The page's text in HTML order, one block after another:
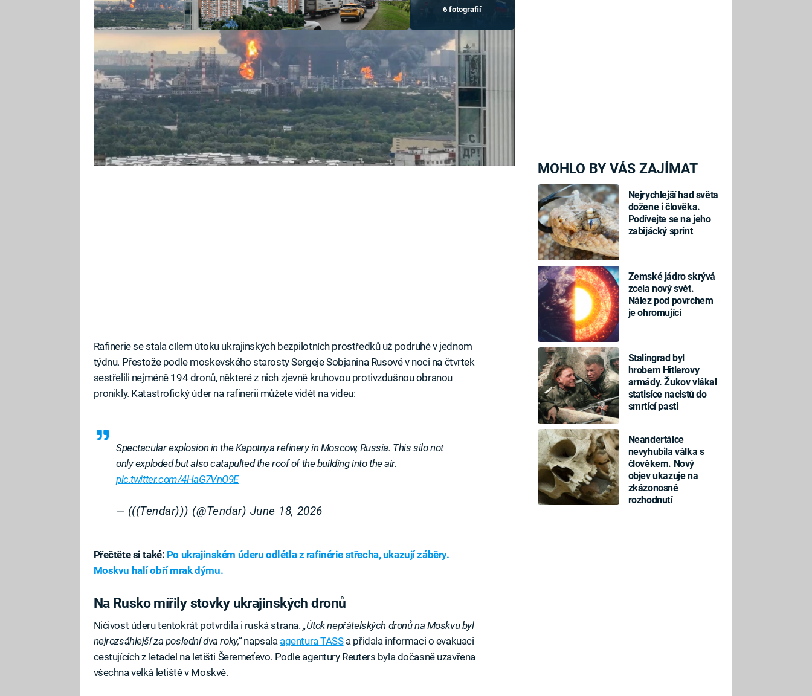
MOHLO BY VÁS ZAJÍMAT
Nejrychlejší had světa
dožene i člověka.
Podívejte se na jeho
zabijácký sprint
Zemské jádro skrývá
zcela nový svět.
Nález pod povrchem
je ohromující
Stalingrad byl
hrobem Hitlerovy
armády. Žukov vlákal
statisíce nacistů do
smrtící pasti
Neandertálce
nevyhubila válka s
člověkem. Nový
objev ukazuje na
zkázonosné
rozhodnutí
6 fotografií
Těžké víko zásobníku s ropou vymrštěné desítky metrů do vzduchu
ilustruje sílu exploze v Moskevské ropné rafinerii ve čtvrti Kapotňa. Ta
začala hořet po úderu ukrajinských dronů, přičemž hustý tmavý kouř
zahalil velkou část města a přerušil provoz na všech moskevských
letištích.
Rafinerie se stala cílem útoku ukrajinských bezpilotních prostředků už podruhé v jednom
týdnu. Přestože podle moskevského starosty Sergeje Sobjanina Rusové v noci na čtvrtek
sestřelili nejméně 194 dronů, některé z nich zjevně kruhovou protivzdušnou obranou
pronikly. Katastrofický úder na rafinerii můžete vidět na videu:
Spectacular explosion in the Kapotnya refinery in Moscow, Russia. This silo not
only exploded but also catapulted the roof of the building into the air.
pic.twitter.com/4HaG7VnO9E
— (((Tendar))) (@Tendar) June 18, 2026
Přečtěte si také: Po ukrajinském úderu odlétla z rafinérie střecha, ukazují záběry.
Moskvu halí obří mrak dýmu.
Na Rusko mířily stovky ukrajinských dronů
Ničivost úderu tentokrát potvrdila i ruská strana. „Útok nepřátelských dronů na Moskvu byl
nejrozsáhlejší za poslední dva roky,“napsala agentura TASSa přidala informaci o evakuaci
cestujících z letadel na letišti Šeremeťevo. Podle agentury Reuters byla dočasně uzavřena
všechna velká letiště v Moskvě.